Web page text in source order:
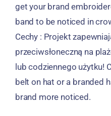
get your brand
band to be noticed in
Cechy : Projekt
przeciwsłoneczną na
lub codziennego użytku!
belt on hat or a branded
brand more noticed.